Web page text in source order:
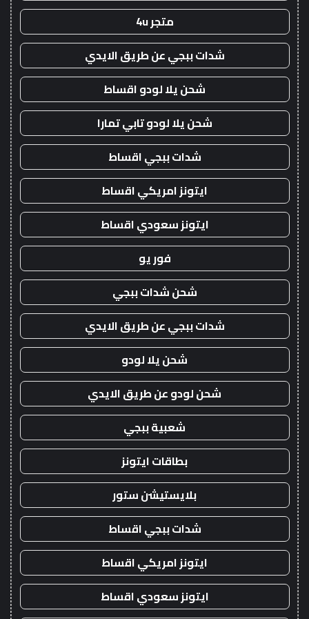
متجر 4u
شدات ببجي عن طريق الايدي
شحن يلا لودو اقساط
شحن يلا لودو تابي تمارا
شدات ببجي اقساط
ايتونز امريكي اقساط
ايتونز سعودي اقساط
فور يو
شحن شدات ببجي
شدات ببجي عن طريق الايدي
شحن يلا لودو
شحن لودو عن طريق الايدي
شعبية ببجي
بطاقات ايتونز
بلايستيشن ستور
شدات ببجي اقساط
ايتونز امريكي اقساط
ايتونز سعودي اقساط